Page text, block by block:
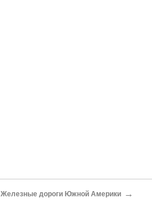
Железные дороги Южной Америки →